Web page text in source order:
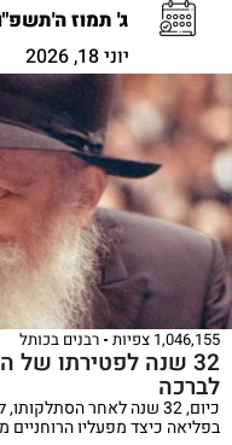
ג' תמוז
יוני 18, 2026
1,046,155 צפיות רבנים בכותל
32 שנה לפטירתו של
לברכה
כיום, 32 שנה לאחר
בפליאה כיצד מפעליו